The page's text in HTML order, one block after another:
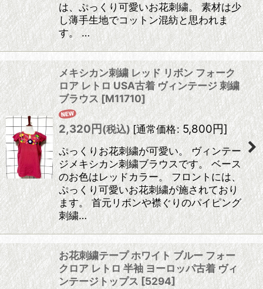
は、ぷっくり可愛いお花刺繍。 素材は少
し薄手生地でコットン混紡と思われま
す。 …
メキシカン刺繍 レッド リボン フォーク
ロア レトロ USA古着 ヴィンテージ 刺繍
ブラウス[M11710]
2,320円(税込)[通常価格: 5,800円]
ぷっくりお花刺繍が可愛い。 ヴィンテー
ジメキシカン刺繍ブラウスです。 ベース
のお色はレッドカラー。 フロントには、
ぷっくり可愛いお花刺繍が施されており
ます。 首元リボンや襟ぐりのパイピング
刺繍…
お花刺繍テープ ホワイト ブルー フォー
クロア レトロ 半袖 ヨーロッパ古着 ヴィ
ンテージトップス[5294]